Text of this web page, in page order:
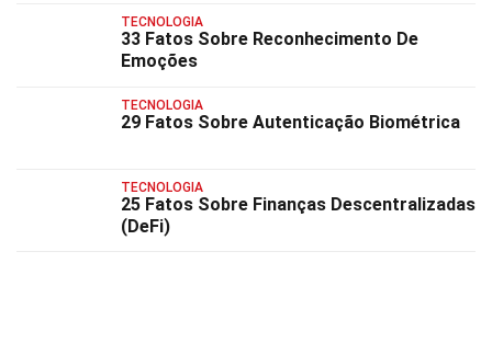
TECNOLOGIA
33 Fatos Sobre Reconhecimento De
Emoções
TECNOLOGIA
29 Fatos Sobre Autenticação Biométrica
TECNOLOGIA
25 Fatos Sobre Finanças Descentralizadas
(DeFi)